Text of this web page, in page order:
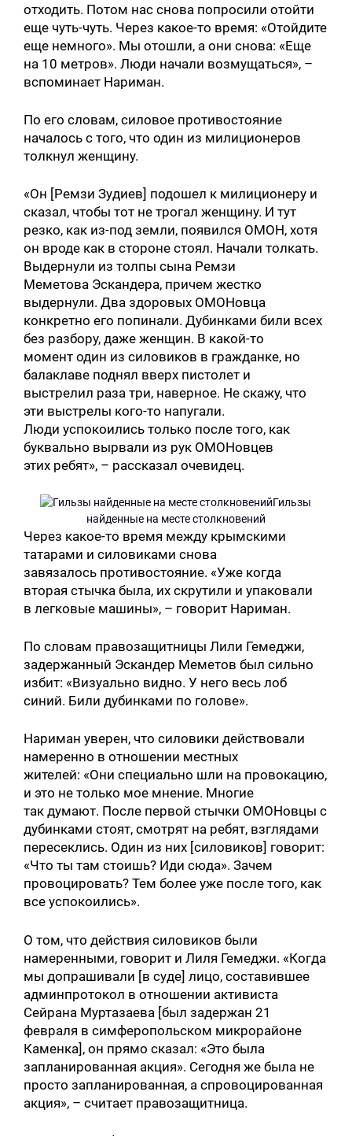
отходить. Потом нас снова попросили отойти
еще чуть-чуть. Через какое-то время: «Отойдите
еще немного». Мы отошли, а они снова: «Еще
на 10 метров». Люди начали возмущаться», –
вспоминает Нариман.
По его словам, силовое противостояние
началось с того, что один из милиционеров
толкнул женщину.
«Он [Ремзи Зудиев] подошел к милиционеру и
сказал, чтобы тот не трогал женщину. И тут
резко, как из-под земли, появился ОМОН, хотя
он вроде как в стороне стоял. Начали толкать.
Выдернули из толпы сына Ремзи
Меметова Эскандера, причем жестко
выдернули. Два здоровых ОМОНовца
конкретно его попинали. Дубинками били всех
без разбору, даже женщин. В какой-то
момент один из силовиков в гражданке, но
балаклаве поднял вверх пистолет и
выстрелил раза три, наверное. Не скажу, что
эти выстрелы кого-то напугали.
Люди успокоились только после того, как
буквально вырвали из рук ОМОНовцев
этих ребят», – рассказал очевидец.
Гильзы
найденные на месте столкновений
Через какое-то время между крымскими
татарами и силовиками снова
завязалось противостояние. «Уже когда
вторая стычка была, их скрутили и упаковали
в легковые машины», – говорит Нариман.
По словам правозащитницы Лили Гемеджи,
задержанный Эскандер Меметов был сильно
избит: «Визуально видно. У него весь лоб
синий. Били дубинками по голове».
Нариман уверен, что силовики действовали
намеренно в отношении местных
жителей: «Они специально шли на провокацию,
и это не только мое мнение. Многие
так думают. После первой стычки ОМОНовцы с
дубинками стоят, смотрят на ребят, взглядами
пересеклись. Один из них [силовиков] говорит:
«Что ты там стоишь? Иди сюда». Зачем
провоцировать? Тем более уже после того, как
все успокоились».
О том, что действия силовиков были
намеренными, говорит и Лиля Гемеджи. «Когда
мы допрашивали [в суде] лицо, составившее
админпротокол в отношении активиста
Сейрана Муртазаева [был задержан 21
февраля в симферопольском микрорайоне
Каменка], он прямо сказал: «Это была
запланированная акция». Сегодня же была не
просто запланированная, а спровоцированная
акция», – считает правозащитница.